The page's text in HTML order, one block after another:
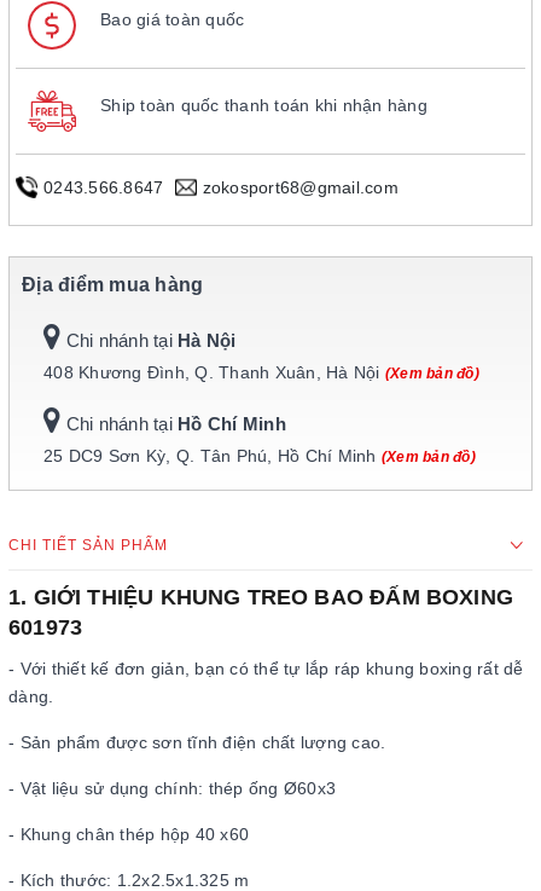
Bao giá toàn quốc
Ship toàn quốc thanh toán khi nhận hàng
0243.566.8647 zokosport68@gmail.com
Địa điểm mua hàng
Chi nhánh tại Hà Nội
408 Khương Đình, Q. Thanh Xuân, Hà Nội (Xem bản đồ)
Chi nhánh tại Hồ Chí Minh
25 DC9 Sơn Kỳ, Q. Tân Phú, Hồ Chí Minh (Xem bản đồ)
CHI TIẾT SẢN PHẨM
1. GIỚI THIỆU KHUNG TREO BAO ĐẤM BOXING
601973
- Với thiết kế đơn giản, bạn có thể tự lắp ráp khung boxing rất dễ
dàng.
- Sản phẩm được sơn tĩnh điện chất lượng cao.
- Vật liệu sử dụng chính: thép ống Ø60x3
- Khung chân thép hộp 40 x60
- Kích thước: 1.2x2.5x1.325 m